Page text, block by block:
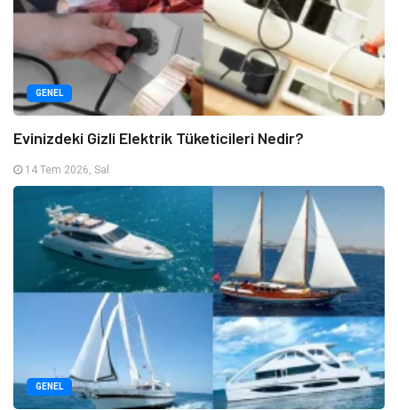
GENEL
Evinizdeki Gizli Elektrik Tüketicileri Nedir?
14 Tem 2026, Sal
GENEL